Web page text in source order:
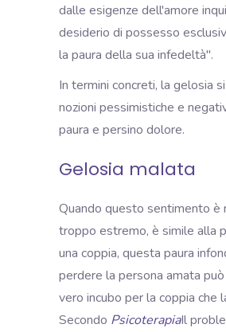
dalle esigenze dell'amore
desiderio di possesso
la paura della sua infedeltà".
In termini concreti, la gelosia
nozioni pessimistiche e
paura e persino dolore.
Gelosia malata
Quando questo sentimento è
troppo estremo, è simile alla
una coppia, questa paura
perdere la persona amata
vero incubo per la coppia che
Secondo PsicoterapiaIl